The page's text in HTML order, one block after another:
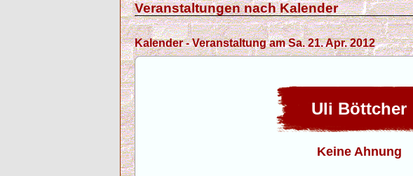
Veranstaltungen nach Kalender
Kalender - Veranstaltung am Sa. 21. Apr. 2012
Uli Böttcher
Keine Ahnung